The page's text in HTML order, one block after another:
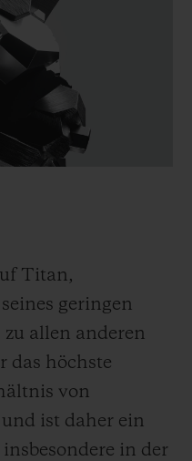
Titan,
geringen
allen anderen
das höchste
von
ist daher ein
in der